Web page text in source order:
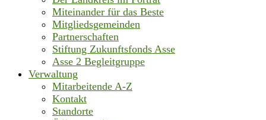
Miteinander für das Beste
Mitgliedsgemeinden
Partnerschaften
Stiftung Zukunftsfonds Asse
Asse 2 Begleitgruppe
Verwaltung
Mitarbeitende A-Z
Kontakt
Standorte